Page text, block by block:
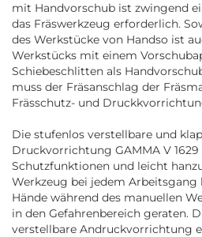
mit Handvorschub ist zwingend
das Fräswerkzeug erforderlich.
des Werkstücke von Handso ist
Werkstücks mit einem
Schiebeschlitten als
muss der Fräsanschlag der
Frässchutz- und
Die stufenlos verstellbare und
Druckvorrichtung GAMMA V
Schutzfunktionen und leicht
Werkzeug bei jedem Arbeitsgang
Hände während des manuellen
in den Gefahrenbereich geraten.
verstellbare Andruckvorrichtung